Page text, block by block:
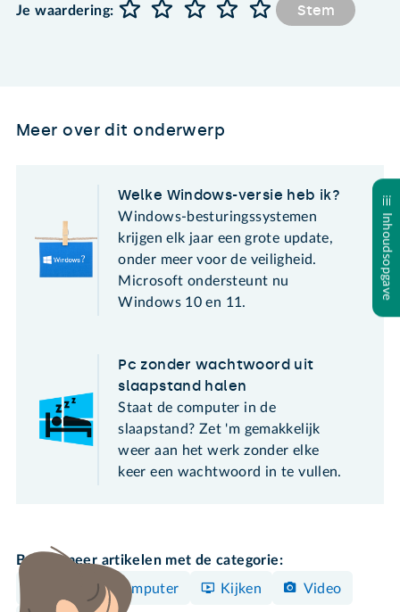
Inhoudsopgave
Je waardering:
Stem
Meer over dit onderwerp
Welke Windows-versie heb ik?
Windows-besturingssystemen
krijgen elk jaar een grote update,
onder meer voor de veiligheid.
Microsoft ondersteunt nu
Windows 10 en 11.
Pc zonder wachtwoord uit
slaapstand halen
Staat de computer in de
slaapstand? Zet 'm gemakkelijk
weer aan het werk zonder elke
keer een wachtwoord in te vullen.
Bekijk meer artikelen met de categorie:
Windows-computer
Kijken Video